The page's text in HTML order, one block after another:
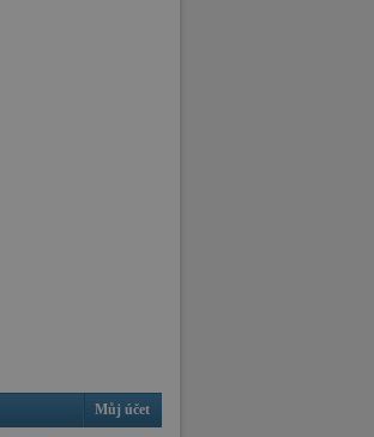
Můj účet